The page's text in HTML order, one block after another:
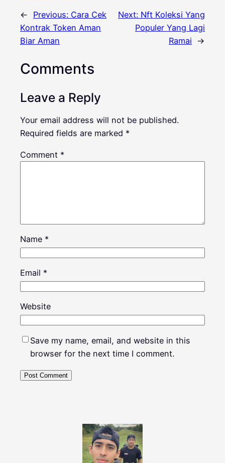
← Previous: Cara Cek
Kontrak Token Aman
Biar Aman
Next: Nft Koleksi Yang
Populer Yang Lagi
Ramai
→
Comments
Leave a Reply
Your email address will not be published.
Required fields are marked *
Comment *
Name *
Email *
Website
Save my name, email, and website in this
browser for the next time I comment.